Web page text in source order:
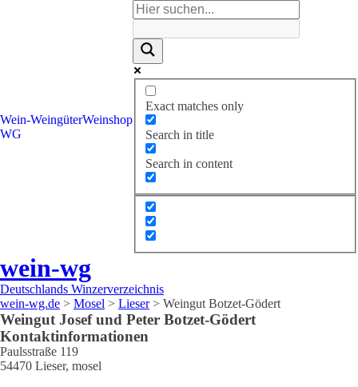
Wein-
WG
WeingüterWeinshop
Exact matches only
Search in title
Search in content
wein-wg
Deutschlands Winzerverzeichnis
wein-wg.de > Mosel > Lieser> Weingut Botzet-Gödert
Weingut Josef und Peter Botzet-Gödert
Kontaktinformationen
Paulsstraße 119
54470 Lieser, mosel